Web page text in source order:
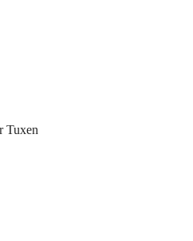
Tuxen